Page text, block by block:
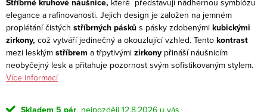
elegance a rafinovanosti. Jejich design je založen na jemném
proplétání čistých stříbrných pásků s pásky zdobenými kubickými
zirkony, což vytváří jedinečný a okouzlující vzhled. Tento kontrast
mezi lesklým stříbrem a třpytivými zirkony přináší náušnicím
neobyčejný lesk a přitahuje pozornost svým sofistikovaným stylem.
Více informací
Skladem 5 pár
12.8.2026